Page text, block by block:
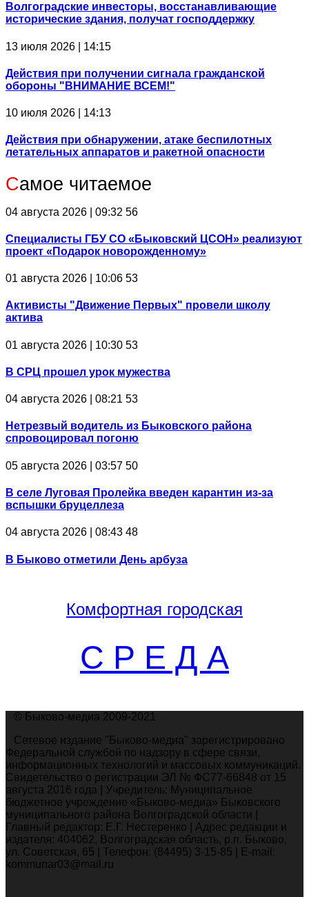
Волгоградские инвесторы, восстанавливающие
исторические здания, получат господдержку
13 июля 2026 | 14:15
Действия при получении сигнала гражданской
обороны "ВНИМАНИЕ ВСЕМ!"
10 июля 2026 | 14:13
Действия при обнаружении, атаке беспилотных
летательных аппаратов и ракетной опасности
Самое читаемое
04 августа 2026 | 09:32 56
Специалисты ГБУ СО «Быковский ЦСОН» реализуют
проект «Подарок новорожденному»
01 августа 2026 | 10:06 53
Активисты "Движение Первых" провели школу
актива
01 августа 2026 | 10:30 53
В СРЦ прошел урок мужества
04 августа 2026 | 08:21 53
Нетрезвый водитель из Быковского района
спровоцировал погоню
05 августа 2026 | 03:57 50
В селе Луговая Пролейка введен карантин из-за
вспышки бруцеллеза
04 августа 2026 | 08:43 48
В Быково отметили День арбуза
Комфортная городская
С Р Е Д А
© Быково-медиа 2009-2021
Сетевое издание "Быково-медиа" зарегистрировано
Федеральной службой по надзору в сфере связи,
информационных технологий и массовых коммуникаций.
Свидетельство о регистрации ЭЛ № ФС77-66848 от 15
августа 2016 года | Учредитель: Муниципальное
бюджетное учреждение «Быково-медиа» Быковского
муниципального района Волгоградской области |
Главный редактор: Е.Г. Нестеренко | Адрес редакции и
издателя: 404062, Волгоградская область, р.п. Быково,
ул. Советская, 65 | Телефон: (84495) 3-15-85 | E-mail:
kommunar03@mail.ru